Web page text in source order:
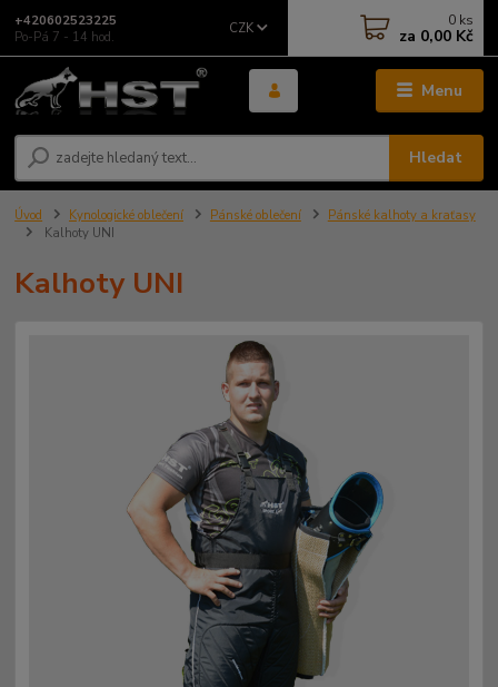
Menu
CZK
Hledat
+420602523225
Po-Pá 7 - 14 hod.
0 ks
za 0,00 Kč
Úvod Kynologické oblečení Pánské oblečení
Pánské kalhoty a kraťasy
Kalhoty UNI
Kalhoty UNI